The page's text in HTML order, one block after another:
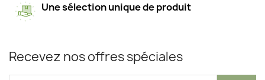
Une sélection unique de produit
Recevez nos offres spéciales